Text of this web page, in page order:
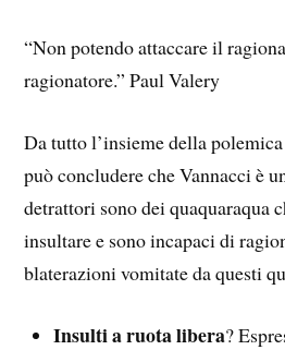
“Non potendo attaccare il
ragionatore.” Paul Valery
Da tutto l’insieme della
può concludere che Vannacci è
detrattori sono dei quaquaraqua
insultare e sono incapaci di
blaterazioni vomitate da questi
Insulti a ruota libera?